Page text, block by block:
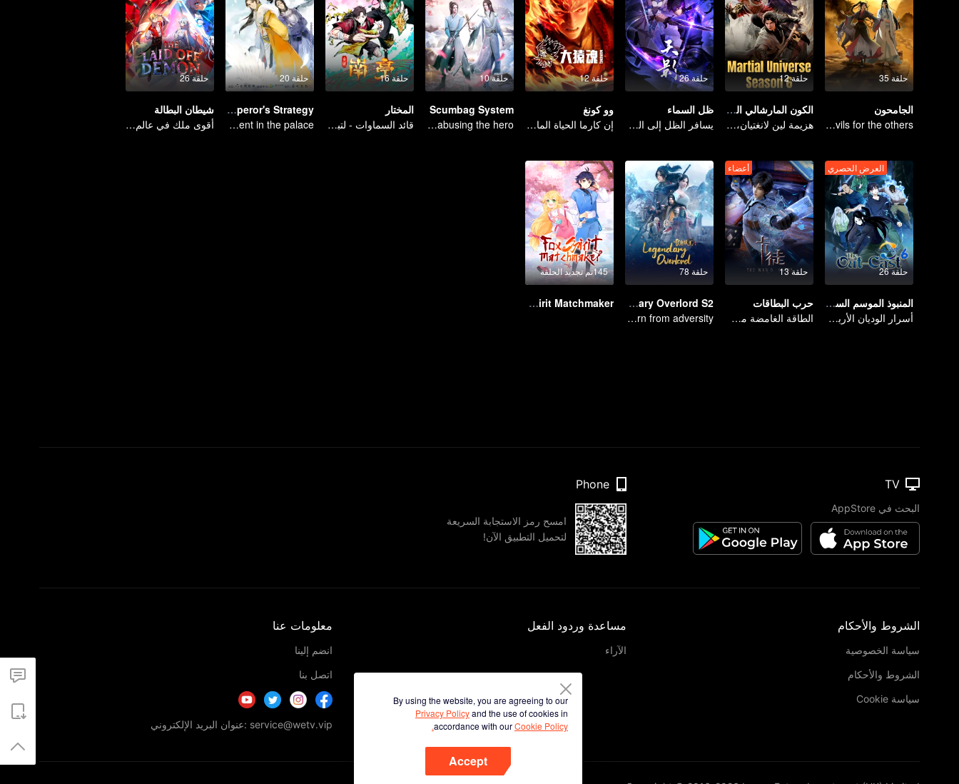
حلقة 35
الجامحون
The youth from clan of cultivators killed the devils for the others
حلقة 12
الكون المارشالي الموسم السادس
هزيمة لين لانغتيان، والصعود إلى القمة.
حلقة 26
ظل السماء
يسافر الظل إلى السماء، فيحرق الروح ويحرس القلب
حلقة 12
وو كونغ
إن كارما الحياة الماضية مقدر لها أن تحطم السماوات
حلقة 10
Scumbag System
An ordinary youth crossing as a villain into the book and abusing the hero!
حلقة 16
المختار
قائد السماوات - لتبدأ المعركة!
حلقة 20
The Emperor's Strategy
Entanglement in the palace
حلقة 26
شيطان البطالة
أقوى ملك في عالم الشياطين يتم تسريحه فجأة؟
حلقة 26
العرض الحصري
المنبوذ الموسم السادس
أسرار الوديان الأربعة والعشرين، لقاء مع صديق قديم في شو.
حلقة 13
أعضاء
حرب البطاقات
الطاقة الغامضة من البطاقات تسببت في حرب، كيف تعامل تشين مو مع الأمر؟
حلقة 78
Legendary Overlord S2
Extraordinary adventure, a teenager reborn from adversity.
145تم تجديد الحلقة
Fox Spirit Matchmaker
By using the website, you are agreeing to our
Privacy Policyand the use of cookies in
accordance with ourCookie Policy.
Accept
TV
البحث في AppStore
Phone
امسح رمز الاستجابة السريعة
لتحميل التطبيق الآن!
الشروط والأحكام
سياسة الخصوصية
الشروط والأحكام
سياسة Cookie
مساعدة وردود الفعل
الآراء
معلومات عنا
انضم إلينا
اتصل بنا
service@wetv.vip :عنوان البريد الإلكتروني